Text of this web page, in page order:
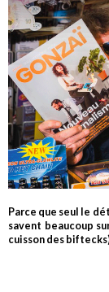
Parce que seul le
savent beaucoup
cuisson des